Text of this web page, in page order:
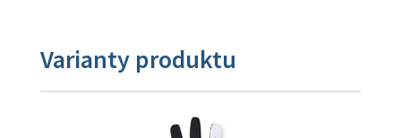
Varianty produktu